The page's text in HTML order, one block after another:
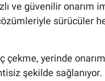
ve güvenilir onarım
sürücüler
çekme, yerinde
şekilde sağlanıyor.